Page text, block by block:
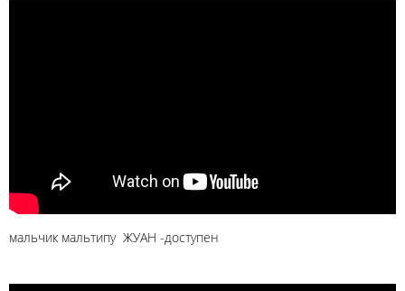
мальчик мальтипу ЖУАН -доступен